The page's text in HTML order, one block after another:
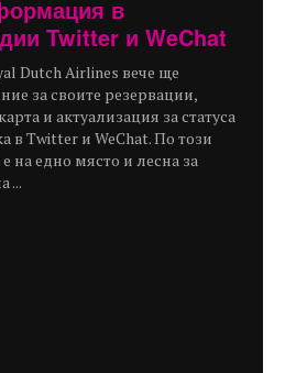
в
Twitter и WeChat
Dutch Airlines вече ще
за своите резервации,
и актуализация за статуса
в Twitter и WeChat. По този
на едно място и лесна за
...